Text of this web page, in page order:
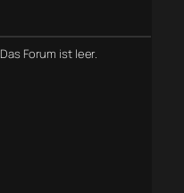
Das Forum ist leer.